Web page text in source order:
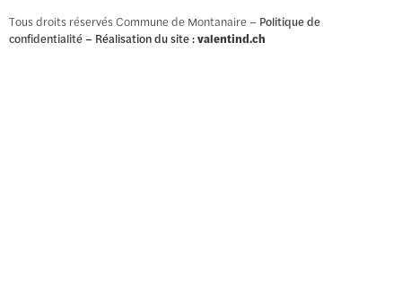
Tous droits réservés Commune de Montanaire – Politique de
confidentialité– Réalisation du site :valentind.ch